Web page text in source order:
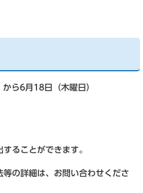
ら6月18日（木曜日）
ることができます。
の詳細は、お問い合わせくださ